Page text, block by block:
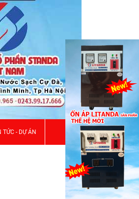
TỨC - DỰ ÁN